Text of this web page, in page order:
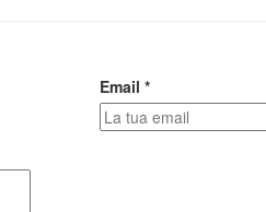
Email *